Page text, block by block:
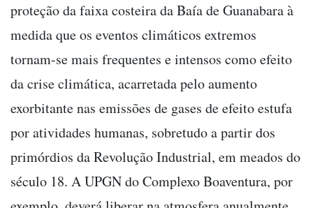
proteção da faixa costeira da Baía de Guanabara à
medida que os eventos climáticos extremos
tornam-se mais frequentes e intensos como efeito
da crise climática, acarretada pelo aumento
exorbitante nas emissões de gases de efeito estufa
por atividades humanas, sobretudo a partir dos
primórdios da Revolução Industrial, em meados do
século 18. A UPGN do Complexo Boaventura, por